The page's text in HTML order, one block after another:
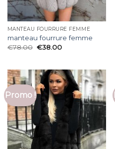
MANTEAU FOURRURE FEMME
manteau fourrure femme
€78.00 €38.00
Promo !